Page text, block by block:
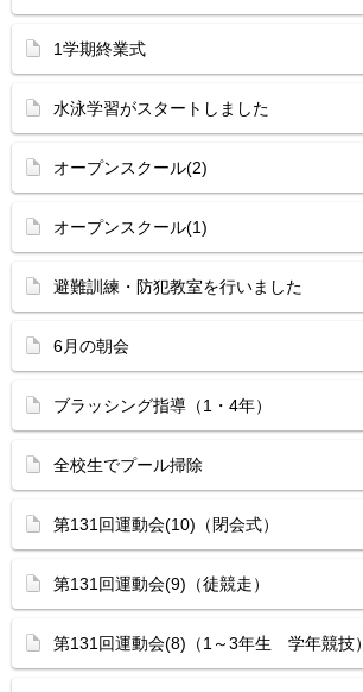
1学期終業式
水泳学習がスタートしました
オープンスクール(2)
オープンスクール(1)
避難訓練・防犯教室を行いました
6月の朝会
ブラッシング指導（1・4年）
全校生でプール掃除
第131回運動会(10)（閉会式）
第131回運動会(9)（徒競走）
第131回運動会(8)（1～3年生 学年競技）